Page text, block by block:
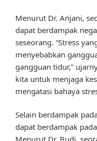
Menurut Dr. Anjani,
dapat berdampak
seseorang. “Stress
menyebabkan
gangguan tidur,”
kita untuk menjaga
mengatasi bahaya
Selain berdampak
dapat berdampak